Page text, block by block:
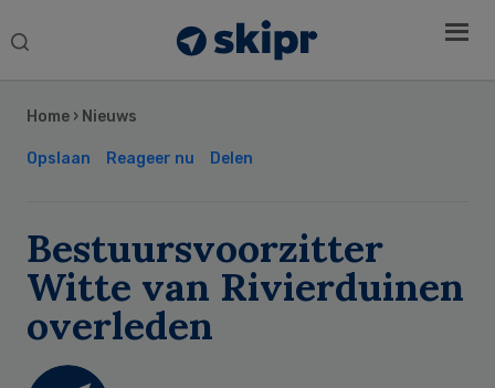
Search
Home › Nieuws
Opslaan Reageer nu Delen
Bestuursvoorzitter
Witte van Rivierduinen
overleden
Sidebar